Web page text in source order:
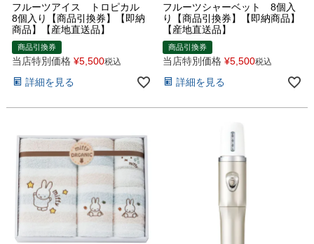
フルーツアイス トロピカル
8個入り【商品引換券】【即納
商品】【産地直送品】
商品引換券
当店特別価格 ¥5,500税込
詳細を見る
フルーツシャーベット 8個入
り【商品引換券】【即納商品】
【産地直送品】
商品引換券
当店特別価格 ¥5,500税込
詳細を見る